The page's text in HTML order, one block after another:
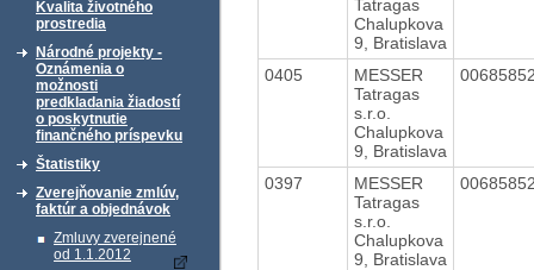
Kvalita životného
prostredia
Národné projekty -
Oznámenia o
možnosti
predkladania žiadostí
o poskytnutie
finančného príspevku
Štatistiky
Zverejňovanie zmlúv,
faktúr a objednávok
Zmluvy zverejnené
od 1.1.2012
Tatragas
Chalupkova
9, Bratislava
0405
MESSER
Tatragas
s.r.o.
Chalupkova
9, Bratislava
0397
MESSER
Tatragas
s.r.o.
Chalupkova
9, Bratislava